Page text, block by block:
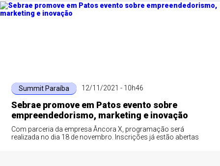
Summit Paraíba 12/11/2021 - 10h46
Sebrae promove em Patos evento sobre
empreendedorismo, marketing e inovação
Com parceria da empresa Âncora X, programação será
realizada no dia 18 de novembro. Inscrições já estão abertas